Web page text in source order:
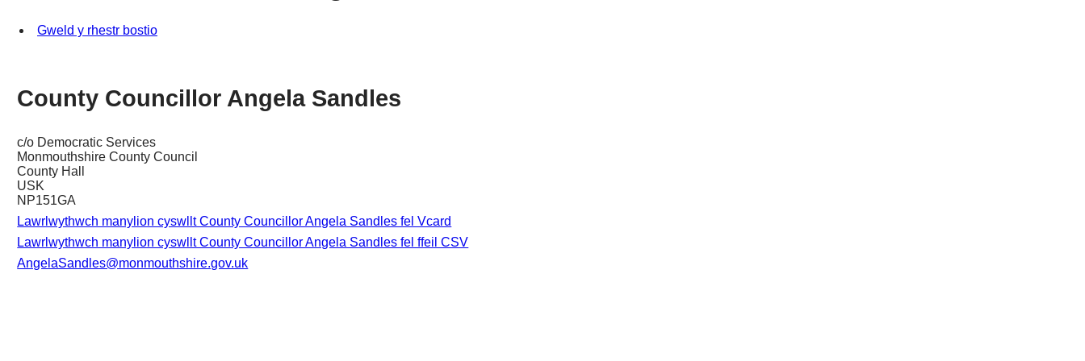
Gweld y rhestr bostio
County Councillor Angela Sandles
c/o Democratic Services
Monmouthshire County Council
County Hall
USK
NP151GA
Lawrlwythwch manylion cyswllt County Councillor Angela Sandles fel Vcard
Lawrlwythwch manylion cyswllt County Councillor Angela Sandles fel ffeil CSV
AngelaSandles@monmouthshire.gov.uk